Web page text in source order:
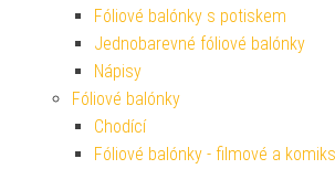
Fóliové balónky s potiskem
Jednobarevné fóliové balónky
Nápisy
Fóliové balónky
Chodící
Fóliové balónky - filmové a